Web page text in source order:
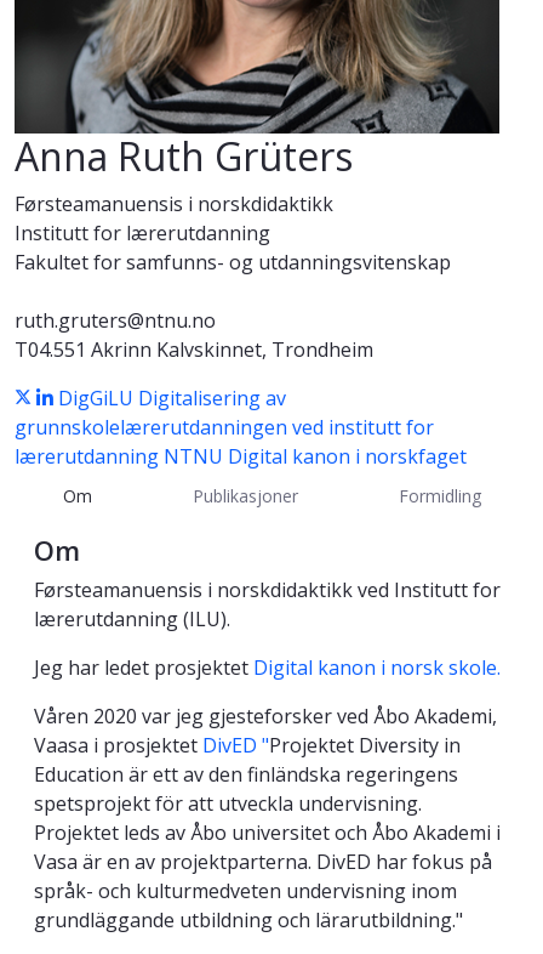
Anna Ruth Grüters
Førsteamanuensis i norskdidaktikk
Institutt for lærerutdanning
Fakultet for samfunns- og utdanningsvitenskap
ruth.gruters@ntnu.no
T04.551 Akrinn Kalvskinnet, Trondheim
DigGiLU Digitalisering av
grunnskolelærerutdanningen ved institutt for
lærerutdanning NTNU Digital kanon i norskfaget
Om Publikasjoner Formidling
Om
Førsteamanuensis i norskdidaktikk ved Institutt for
lærerutdanning (ILU).
Jeg har ledet prosjektet Digital kanon i norsk skole.
Våren 2020 var jeg gjesteforsker ved Åbo Akademi,
Vaasa i prosjektet DivED "Projektet Diversity in
Education är ett av den finländska regeringens
spetsprojekt för att utveckla undervisning.
Projektet leds av Åbo universitet och Åbo Akademi i
Vasa är en av projektparterna. DivED har fokus på
språk- och kulturmedveten undervisning inom
grundläggande utbildning och lärarutbildning."